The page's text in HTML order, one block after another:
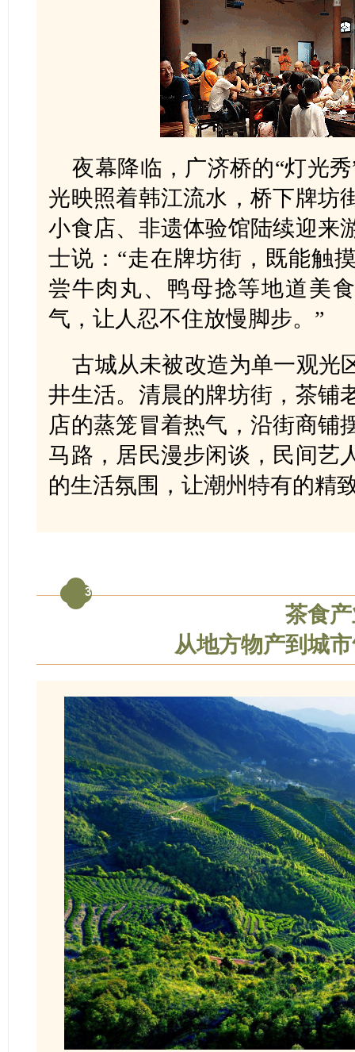
夜幕降临，广济桥的“灯光
光映照着韩江流水，桥下牌坊
小食店、非遗体验馆陆续迎来
士说：“走在牌坊街，既能触
尝牛肉丸、鸭母捻等地道美
气，让人忍不住放慢脚步。”
古城从未被改造为单一观光
井生活。清晨的牌坊街，茶铺
店的蒸笼冒着热气，沿街商铺
马路，居民漫步闲谈，民间艺
的生活氛围，让潮州特有的精
3
茶食
从地方物产到城